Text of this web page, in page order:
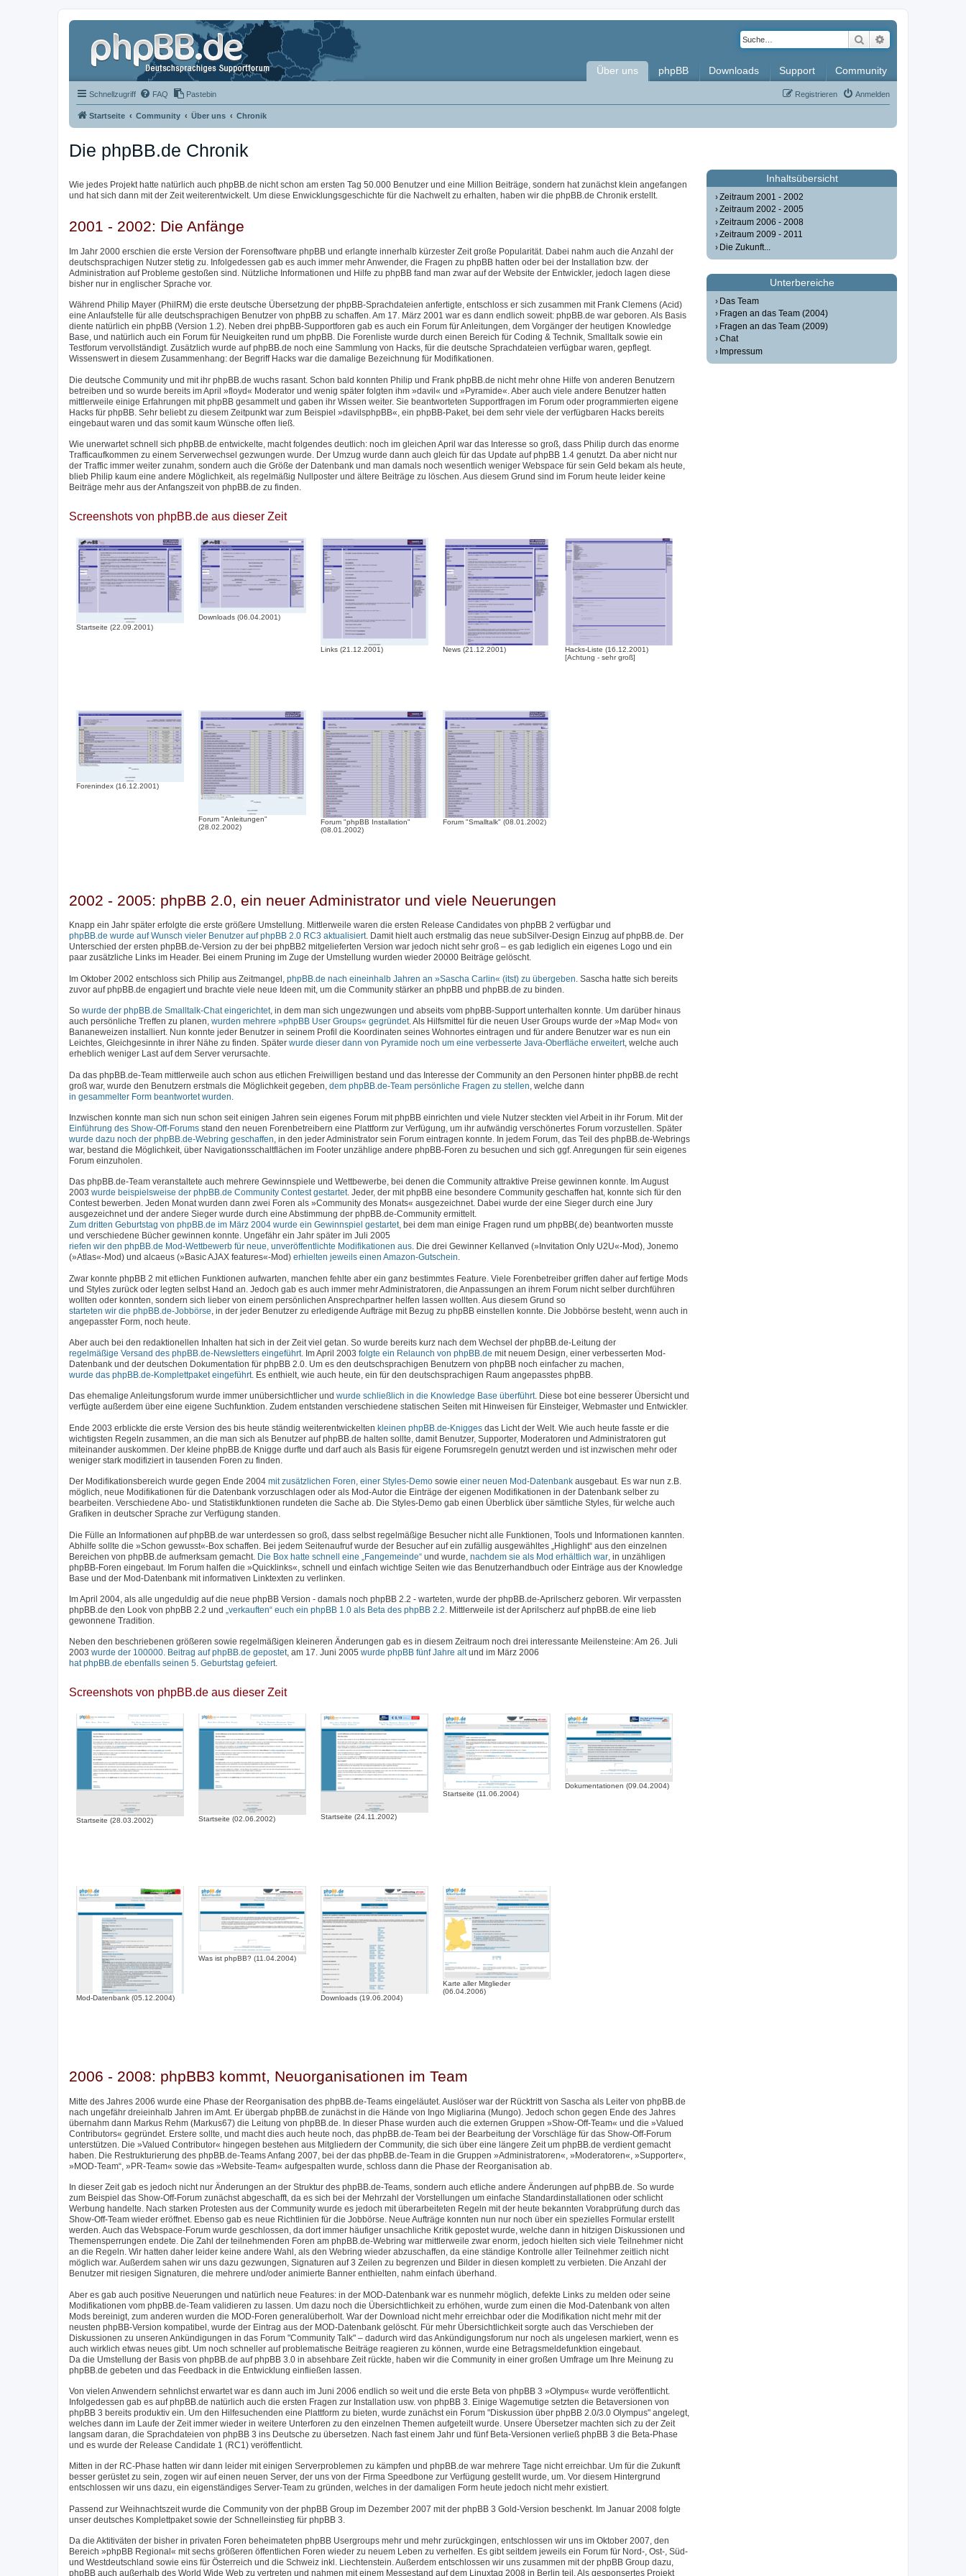
Suche
Über uns phpBB Downloads Support Community
Schnellzugriff FAQ Pastebin Anmelden
Registrieren
Startseite Community Über uns Chronik
Die phpBB.de Chronik
Wie jedes Projekt hatte natürlich auch phpBB.de nicht schon am ersten Tag 50.000 Benutzer und eine Million Beiträge, sondern hat zunächst klein angefangen
und hat sich dann mit der Zeit weiterentwickelt. Um diese Enwicklungsgeschichte für die Nachwelt zu erhalten, haben wir die phpBB.de Chronik erstellt.
2001 - 2002: Die Anfänge
Im Jahr 2000 erschien die erste Version der Forensoftware phpBB und erlangte innerhalb kürzester Zeit große Popularität. Dabei nahm auch die Anzahl der
deutschsprachigen Nutzer stetig zu. Infolgedessen gab es auch immer mehr Anwender, die Fragen zu phpBB hatten oder bei der Installation bzw. der
Administration auf Probleme gestoßen sind. Nützliche Informationen und Hilfe zu phpBB fand man zwar auf der Website der Entwickler, jedoch lagen diese
bisher nur in englischer Sprache vor.
Während Philip Mayer (PhilRM) die erste deutsche Übersetzung der phpBB-Sprachdateien anfertigte, entschloss er sich zusammen mit Frank Clemens (Acid)
eine Anlaufstelle für alle deutschsprachigen Benutzer von phpBB zu schaffen. Am 17. März 2001 war es dann endlich soweit: phpBB.de war geboren. Als Basis
diente natürlich ein phpBB (Version 1.2). Neben drei phpBB-Supportforen gab es auch ein Forum für Anleitungen, dem Vorgänger der heutigen Knowledge
Base, und natürlich auch ein Forum für Neuigkeiten rund um phpBB. Die Forenliste wurde durch einen Bereich für Coding & Technik, Smalltalk sowie ein
Testforum vervollständigt. Zusätzlich wurde auf phpBB.de noch eine Sammlung von Hacks, für die deutsche Sprachdateien verfügbar waren, gepflegt.
Wissenswert in diesem Zusammenhang: der Begriff Hacks war die damalige Bezeichnung für Modifikationen.
Die deutsche Community und mit ihr phpBB.de wuchs rasant. Schon bald konnten Philip und Frank phpBB.de nicht mehr ohne Hilfe von anderen Benutzern
betreiben und so wurde bereits im April »floyd« Moderator und wenig später folgten ihm »davil« und »Pyramide«. Aber auch viele andere Benutzer hatten
mittlerweile einige Erfahrungen mit phpBB gesammelt und gaben ihr Wissen weiter. Sie beantworteten Supportfragen im Forum oder programmierten eigene
Hacks für phpBB. Sehr beliebt zu diesem Zeitpunkt war zum Beispiel »davilsphpBB«, ein phpBB-Paket, bei dem sehr viele der verfügbaren Hacks bereits
eingebaut waren und das somit kaum Wünsche offen ließ.
Wie unerwartet schnell sich phpBB.de entwickelte, macht folgendes deutlich: noch im gleichen April war das Interesse so groß, dass Philip durch das enorme
Trafficaufkommen zu einem Serverwechsel gezwungen wurde. Der Umzug wurde dann auch gleich für das Update auf phpBB 1.4 genutzt. Da aber nicht nur
der Traffic immer weiter zunahm, sondern auch die Größe der Datenbank und man damals noch wesentlich weniger Webspace für sein Geld bekam als heute,
blieb Philip kaum eine andere Möglichkeit, als regelmäßig Nullposter und ältere Beiträge zu löschen. Aus diesem Grund sind im Forum heute leider keine
Beiträge mehr aus der Anfangszeit von phpBB.de zu finden.
Screenshots von phpBB.de aus dieser Zeit
Startseite (22.09.2001)
Downloads (06.04.2001)
Links (21.12.2001) News (21.12.2001)
Hacks-Liste (16.12.2001)
[Achtung - sehr groß]
Forenindex (16.12.2001)
Forum "Anleitungen"
(28.02.2002)
Forum "phpBB Installation"
(08.01.2002)
Forum "Smalltalk" (08.01.2002)
2002 - 2005: phpBB 2.0, ein neuer Administrator und viele Neuerungen
Knapp ein Jahr später erfolgte die erste größere Umstellung. Mittlerweile waren die ersten Release Candidates von phpBB 2 verfügbar und
phpBB.de wurde auf Wunsch vieler Benutzer auf phpBB 2.0 RC3 aktualisiert. Damit hielt auch erstmalig das neue subSilver-Design Einzug auf phpBB.de. Der
Unterschied der ersten phpBB.de-Version zu der bei phpBB2 mitgelieferten Version war jedoch nicht sehr groß – es gab lediglich ein eigenes Logo und ein
paar zusätzliche Links im Header. Bei einem Pruning im Zuge der Umstellung wurden wieder 20000 Beiträge gelöscht.
Im Oktober 2002 entschloss sich Philip aus Zeitmangel, phpBB.de nach eineinhalb Jahren an »Sascha Carlin« (itst) zu übergeben . Sascha hatte sich bereits
zuvor auf phpBB.de engagiert und brachte viele neue Ideen mit, um die Community stärker an phpBB und phpBB.de zu binden.
So wurde der phpBB.de Smalltalk-Chat eingerichtet, in dem man sich ungezwungen und abseits vom phpBB-Support unterhalten konnte. Um darüber hinaus
auch persönliche Treffen zu planen, wurden mehrere »phpBB User Groups« gegründet. Als Hilfsmittel für die neuen User Groups wurde der »Map Mod« von
Bananeweizen installiert. Nun konnte jeder Benutzer in seinem Profil die Koordinaten seines Wohnortes eintragen und für andere Benutzer war es nun ein
Leichtes, Gleichgesinnte in ihrer Nähe zu finden. Später wurde dieser dann von Pyramide noch um eine verbesserte Java-Oberfläche erweitert, welche auch
erheblich weniger Last auf dem Server verursachte.
Da das phpBB.de-Team mittlerweile auch schon aus etlichen Freiwilligen bestand und das Interesse der Community an den Personen hinter phpBB.de recht
groß war, wurde den Benutzern erstmals die Möglichkeit gegeben, dem phpBB.de-Team persönliche Fragen zu stellen , welche dann
in gesammelter Form beantwortet wurden
Inzwischen konnte man sich nun schon seit einigen Jahren sein eigenes Forum mit phpBB einrichten und viele Nutzer steckten viel Arbeit in ihr Forum. Mit der
Einführung des Show-Off-Forums stand den neuen Forenbetreibern eine Plattform zur Verfügung, um ihr aufwändig verschönertes Forum vorzustellen. Später
wurde dazu noch der phpBB.de-Webring geschaffen, in den jeder Administrator sein Forum eintragen konnte. In jedem Forum, das Teil des phpBB.de-Webrings
war, bestand die Möglichkeit, über Navigationsschaltflächen im Footer unzählige andere phpBB-Foren zu besuchen und sich ggf. Anregungen für sein eigenes
Forum einzuholen.
Das phpBB.de-Team veranstaltete auch mehrere Gewinnspiele und Wettbewerbe, bei denen die Community attraktive Preise gewinnen konnte. Im August
2003 wurde beispielsweise der phpBB.de Community Contest gestartet. Jeder, der mit phpBB eine besondere Community geschaffen hat, konnte sich für den
Contest bewerben. Jeden Monat wurden dann zwei Foren als »Community des Monats« ausgezeichnet. Dabei wurde der eine Sieger durch eine Jury
ausgezeichnet und der andere Sieger wurde durch eine Abstimmung der phpBB.de-Community ermittelt.
Zum dritten Geburtstag von phpBB.de im März 2004 wurde ein Gewinnspiel gestartet, bei dem man einige Fragen rund um phpBB(.de) beantworten musste
und verschiedene Bücher gewinnen konnte. Ungefähr ein Jahr später im Juli 2005
riefen wir den phpBB.de Mod-Wettbewerb für neue, unveröffentlichte Modifikationen aus. Die drei Gewinner Kellanved (»Invitation Only U2U«-Mod), Jonemo
(»Atlas«-Mod) und alcaeus (»Basic AJAX features«-Mod) erhielten jeweils einen Amazon-Gutschein.
Zwar konnte phpBB 2 mit etlichen Funktionen aufwarten, manchen fehlte aber ein ganz bestimmtes Feature. Viele Forenbetreiber griffen daher auf fertige Mods
und Styles zurück oder legten selbst Hand an. Jedoch gab es auch immer mehr Administratoren, die Anpassungen an ihrem Forum nicht selber durchführen
wollten oder konnten, sondern sich lieber von einem persönlichen Ansprechpartner helfen lassen wollten. Aus diesem Grund so
starteten wir die phpBB.de-Jobbörse , in der jeder Benutzer zu erledigende Aufträge mit Bezug zu phpBB einstellen konnte. Die Jobbörse besteht, wenn auch in
angepasster Form, noch heute.
Aber auch bei den redaktionellen Inhalten hat sich in der Zeit viel getan. So wurde bereits kurz nach dem Wechsel der phpBB.de-Leitung der
regelmäßige Versand des phpBB.de-Newsletters eingeführt. Im April 2003 folgte ein Relaunch von phpBB.de mit neuem Design, einer verbesserten Mod-
Datenbank und der deutschen Dokumentation für phpBB 2.0. Um es den deutschsprachigen Benutzern von phpBB noch einfacher zu machen,
wurde das phpBB.de-Komplettpaket eingeführt. Es enthielt, wie auch heute, ein für den deutschsprachigen Raum angepasstes phpBB.
Das ehemalige Anleitungsforum wurde immer unübersichtlicher und wurde schließlich in die Knowledge Base überführt. Diese bot eine besserer Übersicht und
verfügte außerdem über eine eigene Suchfunktion. Zudem entstanden verschiedene statischen Seiten mit Hinweisen für Einsteiger, Webmaster und Entwickler.
Ende 2003 erblickte die erste Version des bis heute ständig weiterentwickelten kleinen phpBB.de-Knigges das Licht der Welt. Wie auch heute fasste er die
wichtigsten Regeln zusammen, an die man sich als Benutzer auf phpBB.de halten sollte, damit Benutzer, Supporter, Moderatoren und Administratoren gut
miteinander auskommen. Der kleine phpBB.de Knigge durfte und darf auch als Basis für eigene Forumsregeln genutzt werden und ist inzwischen mehr oder
weniger stark modifiziert in tausenden Foren zu finden.
Der Modifikationsbereich wurde gegen Ende 2004 mit zusätzlichen Foren, einer Styles-Demo sowie einer neuen Mod-Datenbank ausgebaut. Es war nun z.B.
möglich, neue Modifikationen für die Datenbank vorzuschlagen oder als Mod-Autor die Einträge der eigenen Modifikationen in der Datenbank selber zu
bearbeiten. Verschiedene Abo- und Statistikfunktionen rundeten die Sache ab. Die Styles-Demo gab einen Überblick über sämtliche Styles, für welche auch
Grafiken in deutscher Sprache zur Verfügung standen.
Die Fülle an Informationen auf phpBB.de war unterdessen so groß, dass selbst regelmäßige Besucher nicht alle Funktionen, Tools und Informationen kannten.
Abhilfe sollte die »Schon gewusst«-Box schaffen. Bei jedem Seitenaufruf wurde der Besucher auf ein zufällig ausgewähltes „Highlight“ aus den einzelnen
Bereichen von phpBB.de aufmerksam gemacht. Die Box hatte schnell eine „Fangemeinde“ und wurde, nachdem sie als Mod erhältlich war , in unzähligen
phpBB-Foren eingebaut. Im Forum halfen die »Quicklinks«, schnell und einfach wichtige Seiten wie das Benutzerhandbuch oder Einträge aus der Knowledge
Base und der Mod-Datenbank mit informativen Linktexten zu verlinken.
Im April 2004, als alle ungeduldig auf die neue phpBB Version - damals noch phpBB 2.2 - warteten, wurde der phpBB.de-Aprilscherz geboren. Wir verpassten
phpBB.de den Look von phpBB 2.2 und „verkauften“ euch ein phpBB 1.0 als Beta des phpBB 2.2. Mittlerweile ist der Aprilscherz auf phpBB.de eine lieb
gewonnene Tradition.
Neben den beschriebenen größeren sowie regelmäßigen kleineren Änderungen gab es in diesem Zeitraum noch drei interessante Meilensteine: Am 26. Juli
2003 wurde der 100000. Beitrag auf phpBB.de gepostet, am 17. Juni 2005 wurde phpBB fünf Jahre altund im März 2006
hat phpBB.de ebenfalls seinen 5. Geburtstag gefeiert.
Screenshots von phpBB.de aus dieser Zeit
Startseite (28.03.2002) Startseite (02.06.2002) Startseite (24.11.2002)
Startseite (11.06.2004)
Dokumentationen (09.04.2004)
Mod-Datenbank (05.12.2004)
Was ist phpBB? (11.04.2004)
Downloads (19.06.2004)
Karte aller Mitglieder
(06.04.2006)
2006 - 2008: phpBB3 kommt, Neuorganisationen im Team
Mitte des Jahres 2006 wurde eine Phase der Reorganisation des phpBB.de-Teams eingeläutet. Auslöser war der Rücktritt von Sascha als Leiter von phpBB.de
nach ungefähr dreieinhalb Jahren im Amt. Er übergab phpBB.de zunächst in die Hände von Ingo Migliarina (Mungo). Jedoch schon gegen Ende des Jahres
übernahm dann Markus Rehm (Markus67) die Leitung von phpBB.de. In dieser Phase wurden auch die externen Gruppen »Show-Off-Team« und die »Valued
Contributors« gegründet. Erstere sollte, und macht dies auch heute noch, das phpBB.de-Team bei der Bearbeitung der Vorschläge für das Show-Off-Forum
unterstützen. Die »Valued Contributor« hingegen bestehen aus Mitgliedern der Community, die sich über eine längere Zeit um phpBB.de verdient gemacht
haben. Die Restrukturierung des phpBB.de-Teams Anfang 2007, bei der das phpBB.de-Team in die Gruppen »Administratoren«, »Moderatoren«, »Supporter«,
»MOD-Team“, »PR-Team« sowie das »Website-Team« aufgespalten wurde, schloss dann die Phase der Reorganisation ab.
In dieser Zeit gab es jedoch nicht nur Änderungen an der Struktur des phpBB.de-Teams, sondern auch etliche andere Änderungen auf phpBB.de. So wurde
zum Beispiel das Show-Off-Forum zunächst abgeschafft, da es sich bei der Mehrzahl der Vorstellungen um einfache Standardinstallationen oder schlicht
Werbung handelte. Nach starken Protesten aus der Community wurde es jedoch mit überarbeiteten Regeln mit der heute bekannten Vorabprüfung durch das
Show-Off-Team wieder eröffnet. Ebenso gab es neue Richtlinien für die Jobbörse. Neue Aufträge konnten nun nur noch über ein spezielles Formular erstellt
werden. Auch das Webspace-Forum wurde geschlossen, da dort immer häufiger unsachliche Kritik gepostet wurde, welche dann in hitzigen Diskussionen und
Themensperrungen endete. Die Zahl der teilnehmenden Foren am phpBB.de-Webring war mittlerweile zwar enorm, jedoch hielten sich viele Teilnehmer nicht
an die Regeln. Wir hatten daher leider keine andere Wahl, als den Webring wieder abzuschaffen, da eine ständige Kontrolle aller Teilnehmer zeitlich nicht
möglich war. Außerdem sahen wir uns dazu gezwungen, Signaturen auf 3 Zeilen zu begrenzen und Bilder in diesen komplett zu verbieten. Die Anzahl der
Benutzer mit riesigen Signaturen, die mehrere und/oder animierte Banner enthielten, nahm einfach überhand.
Aber es gab auch positive Neuerungen und natürlich neue Features: in der MOD-Datenbank war es nunmehr möglich, defekte Links zu melden oder seine
Modifikationen vom phpBB.de-Team validieren zu lassen. Um dazu noch die Übersichtlichkeit zu erhöhen, wurde zum einen die Mod-Datenbank von alten
Mods bereinigt, zum anderen wurden die MOD-Foren generalüberholt. War der Download nicht mehr erreichbar oder die Modifikation nicht mehr mit der
neusten phpBB-Version kompatibel, wurde der Eintrag aus der MOD-Datenbank gelöscht. Für mehr Übersichtlichkeit sorgte auch das Verschieben der
Diskussionen zu unseren Ankündigungen in das Forum "Community Talk" – dadurch wird das Ankündigungsforum nur noch als ungelesen markiert, wenn es
auch wirklich etwas neues gibt. Um noch schneller auf problematische Beiträge reagieren zu können, wurde eine Betragsmeldefunktion eingebaut.
Da die Umstellung der Basis von phpBB.de auf phpBB 3.0 in absehbare Zeit rückte, haben wir die Community in einer großen Umfrage um Ihre Meinung zu
phpBB.de gebeten und das Feedback in die Entwicklung einfließen lassen.
Von vielen Anwendern sehnlichst erwartet war es dann auch im Juni 2006 endlich so weit und die erste Beta von phpBB 3 »Olympus« wurde veröffentlicht.
Infolgedessen gab es auf phpBB.de natürlich auch die ersten Fragen zur Installation usw. von phpBB 3. Einige Wagemutige setzten die Betaversionen von
phpBB 3 bereits produktiv ein. Um den Hilfesuchenden eine Plattform zu bieten, wurde zunächst ein Forum "Diskussion über phpBB 2.0/3.0 Olympus" angelegt,
welches dann im Laufe der Zeit immer wieder in weitere Unterforen zu den einzelnen Themen aufgeteilt wurde. Unsere Übersetzer machten sich zu der Zeit
langsam daran, die Sprachdateien von phpBB 3 ins Deutsche zu übersetzen. Nach fast einem Jahr und fünf Beta-Versionen verließ phpBB 3 die Beta-Phase
und es wurde der Release Candidate 1 (RC1) veröffentlicht.
Mitten in der RC-Phase hatten wir dann leider mit einigen Serverproblemen zu kämpfen und phpBB.de war mehrere Tage nicht erreichbar. Um für die Zukunft
besser gerüstet zu sein, zogen wir auf einen neuen Server, der uns von der Firma Speedbone zur Verfügung gestellt wurde, um. Vor diesem Hintergrund
entschlossen wir uns dazu, ein eigenständiges Server-Team zu gründen, welches in der damaligen Form heute jedoch nicht mehr existiert.
Passend zur Weihnachtszeit wurde die Community von der phpBB Group im Dezember 2007 mit der phpBB 3 Gold-Version beschenkt. Im Januar 2008 folgte
unser deutsches Komplettpaket sowie der Schnelleinstieg für phpBB 3.
Da die Aktitiväten der bisher in privaten Foren beheimateten phpBB Usergroups mehr und mehr zurückgingen, entschlossen wir uns im Oktober 2007, den
Bereich »phpBB Regional« mit sechs größeren öffentlichen Foren wieder zu neuem Leben zu verhelfen. Es gibt seitdem jeweils ein Forum für Nord-, Ost-, Süd-
und Westdeutschland sowie eins für Österreich und die Schweiz inkl. Liechtenstein. Außerdem entschlossen wir uns zusammen mit der phpBB Group dazu,
phpBB auch außerhalb des World Wide Web zu vertreten und nahmen mit einem Messestand auf dem Linuxtag 2008 in Berlin teil. Als gesponsertes Projekt
Inhaltsübersicht
Zeitraum 2001 - 2002
Zeitraum 2002 - 2005
Zeitraum 2006 - 2008
Zeitraum 2009 - 2011
Die Zukunft...
Unterbereiche
Das Team
Fragen an das Team (2004)
Fragen an das Team (2009)
Chat
Impressum